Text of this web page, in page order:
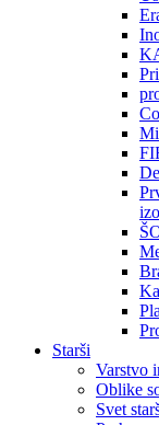
Starši
Varstvo
Oblike
Svet